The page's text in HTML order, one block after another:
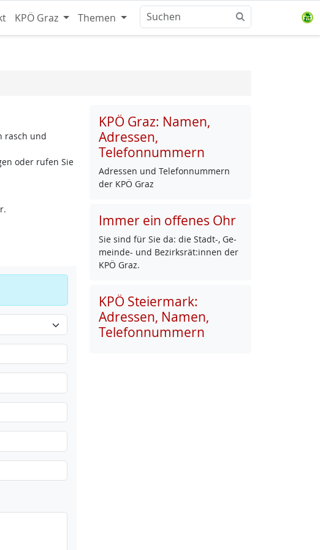
KPÖ Graz Themen
rasch und
oder rufen Sie
KPÖ Graz: Namen,
Adressen,
Telefonnummern
Adres­sen und Te­le­fon­num­mern
der KPÖ Graz
Immer ein offenes Ohr
Sie sind für Sie da: die Stadt-, Ge­
mein­de- und Be­zirks­rät:in­nen der
KPÖ Graz.
KPÖ Steiermark:
Adressen, Namen,
Telefonnummern